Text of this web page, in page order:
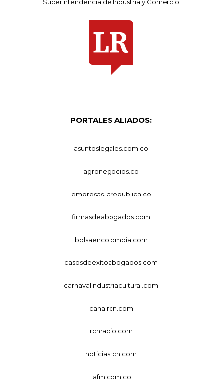
Superintendencia de Industria y Comercio
PORTALES ALIADOS:
asuntoslegales.com.co
agronegocios.co
empresas.larepublica.co
firmasdeabogados.com
bolsaencolombia.com
casosdeexitoabogados.com
carnavalindustriacultural.com
canalrcn.com
rcnradio.com
noticiasrcn.com
lafm.com.co